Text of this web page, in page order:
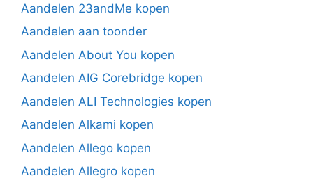
Aandelen 23andMe kopen
Aandelen aan toonder
Aandelen About You kopen
Aandelen AIG Corebridge kopen
Aandelen ALI Technologies kopen
Aandelen Alkami kopen
Aandelen Allego kopen
Aandelen Allegro kopen